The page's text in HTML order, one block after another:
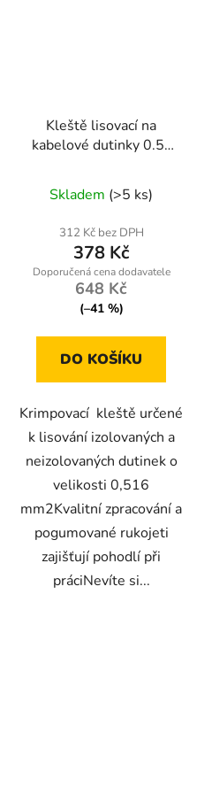
Kleště lisovací na
kabelové dutinky 0.5-
hodnocení
produktu
je
5,0
z
hvězdiček.
Skladem (>5 ks)
312 Kč bez DPH
378 Kč
648 Kč
(–41 %)
DO KOŠÍKU
Krimpovací kleště určené
k lisování izolovaných a
neizolovaných dutinek o
velikosti 0,516
mm2Kvalitní zpracování a
pogumované rukojeti
zajišťují pohodlí při
práciNevíte si...